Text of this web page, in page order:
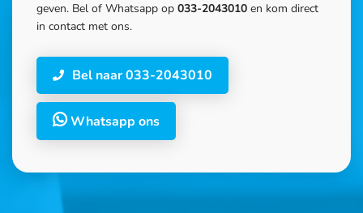
geven. Bel of Whatsapp op 033-2043010 en kom direct
in contact met ons.
Bel naar 033-2043010
Whatsapp ons